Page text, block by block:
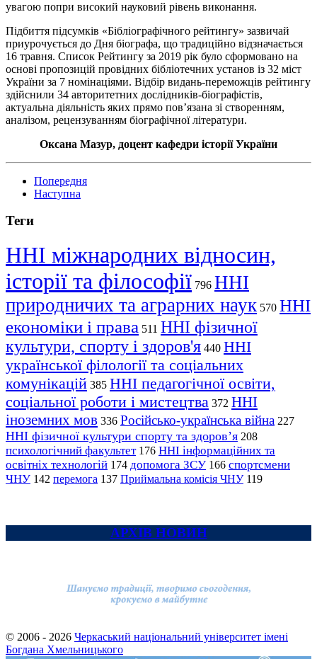
увагою попри високий науковий рівень виконання.
Підбиття підсумків «Бібліографічного рейтингу» зазвичай
приурочується до Дня біографа, що традиційно відзначається
16 травня. Список Рейтингу за 2019 рік було сформовано на
основі пропозицій провідних бібліотечних установ із 32 міст
України за 7 номінаціями. Відбір видань-переможців рейтингу
здійснили 34 авторитетних дослідників-біографістів,
актуальна діяльність яких прямо пов’язана зі створенням,
аналізом, рецензуванням біографічної літератури.
Оксана Мазур, доцент кафедри історії України
Попередня
Наступна
Теги
ННІ міжнародних відносин,
історії та філософії 796 ННІ
природничих та аграрних наук 570 ННІ
економіки і права 511 ННІ фізичної
культури, спорту і здоров'я 440 ННІ
української філології та соціальних
комунікацій 385 ННІ педагогічної освіти,
соціальної роботи і мистецтва 372 ННІ
іноземних мов 336 Російсько-українська війна 227
ННІ фізичної культури спорту та здоров’я 208
психологічний факультет 176 ННІ інформаційних та
освітніх технологій 174 допомога ЗСУ 166 спортсмени
ЧНУ 142 перемога 137 Приймальна комісія ЧНУ 119
АРХІВ НОВИН
© 2006 - 2026 Черкаський національний університет імені
Богдана Хмельницького